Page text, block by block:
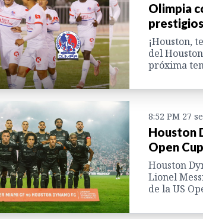
Olimpia
¡Houston,
del
próxima
8:52 PM 27
Houston
Open
Houston
Lionel
de la US